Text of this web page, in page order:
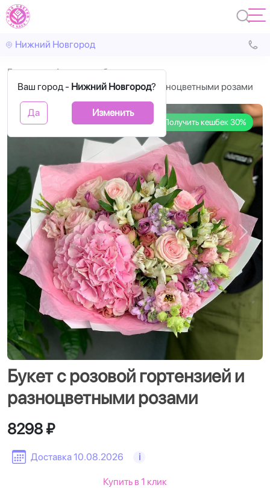
Нижний Новгород
Ваш город - Нижний Новгород?
Да Изменить
Главная
Авторские букеты
Букет с розовой гортензией и разноцветными розами
Получить кешбек 30%
Назад
Букет с розовой гортензией и
разноцветными розами
Доставка 10.08.2026 i
8298 ₽
Купить в 1 клик